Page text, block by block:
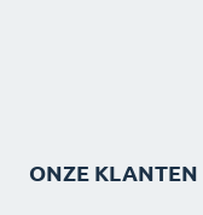
ONZE KLANTEN